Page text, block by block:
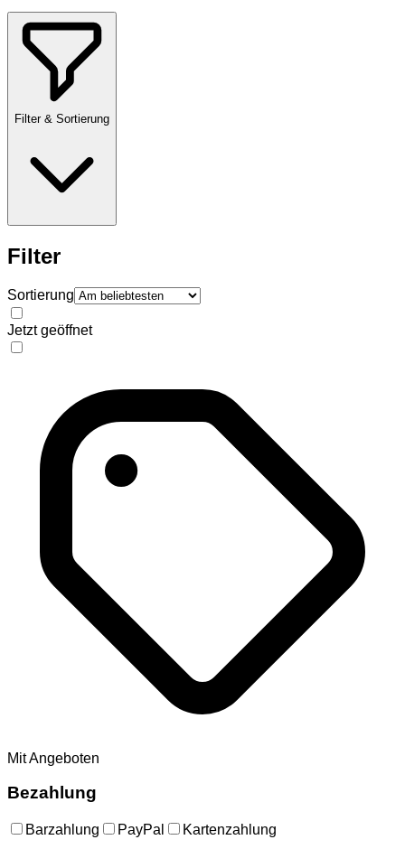
Filter & Sortierung
Filter
Sortierung
Jetzt geöffnet
Mit Angeboten
Bezahlung
Barzahlung PayPal Kartenzahlung